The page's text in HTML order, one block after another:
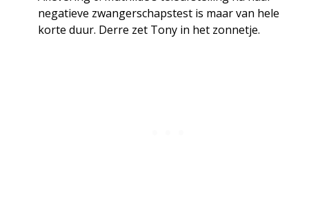
negatieve zwangerschapstest is maar van hele
korte duur. Derre zet Tony in het zonnetje.